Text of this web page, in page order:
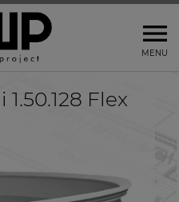
MENU
Flex